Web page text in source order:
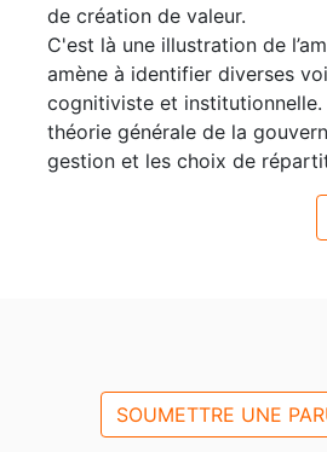
de création de valeur.
C'est là une illustration de
amène à identifier diverses
cognitiviste et institutionnelle.
théorie générale de la
gestion et les choix de
SOUMETTRE UNE